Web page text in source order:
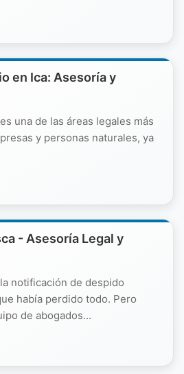
en Ica: Asesoría y
una de las áreas legales más
y personas naturales, ya
- Asesoría Legal y
notificación de despido
había perdido todo. Pero
de abogados...